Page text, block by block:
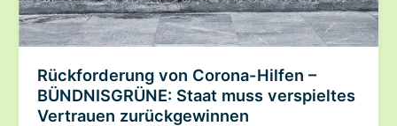
Rückforderung von Corona-Hilfen –
BÜNDNISGRÜNE: Staat muss verspieltes
Vertrauen zurückgewinnen